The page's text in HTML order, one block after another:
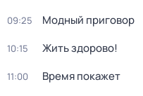
09:25 Модный приговор
10:15 Жить здорово!
11:00 Время покажет